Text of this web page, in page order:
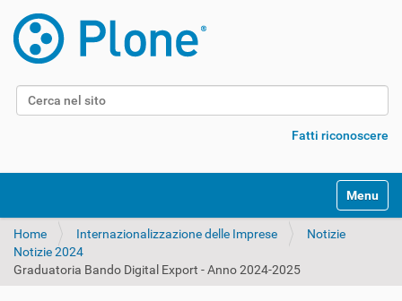
Cerca nel sito
Fatti riconoscere
Alterna
Home Internazionalizzazione delle Imprese
Notizie
Notizie 2024
Graduatoria Bando Digital Export - Anno 2024-2025